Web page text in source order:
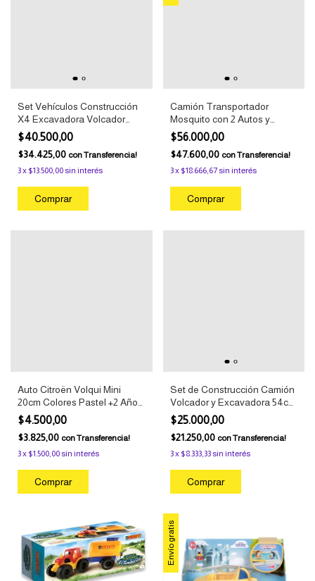
Set Vehículos Construcción
X4 Excavadora Volcador
Cementero Tambero +3 Años
Duravit
$40.500,00
$34.425,00 conTransferencia!
3x $13.500,00sin interés
Camión Transportador
Mosquito con 2 Autos y
Stickers +3 Años Duravit
$56.000,00
$47.600,00 conTransferencia!
3x $18.666,67sin interés
Auto Citroën Volqui Mini
20cm Colores Pastel +2 Años
Duravit
$4.500,00
$3.825,00 conTransferencia!
3x $1.500,00sin interés
Set de Construcción Camión
Volcador y Excavadora 54cm
+3 Años Duravit
$25.000,00
$21.250,00 conTransferencia!
3x $8.333,33sin interés
Envío gratis